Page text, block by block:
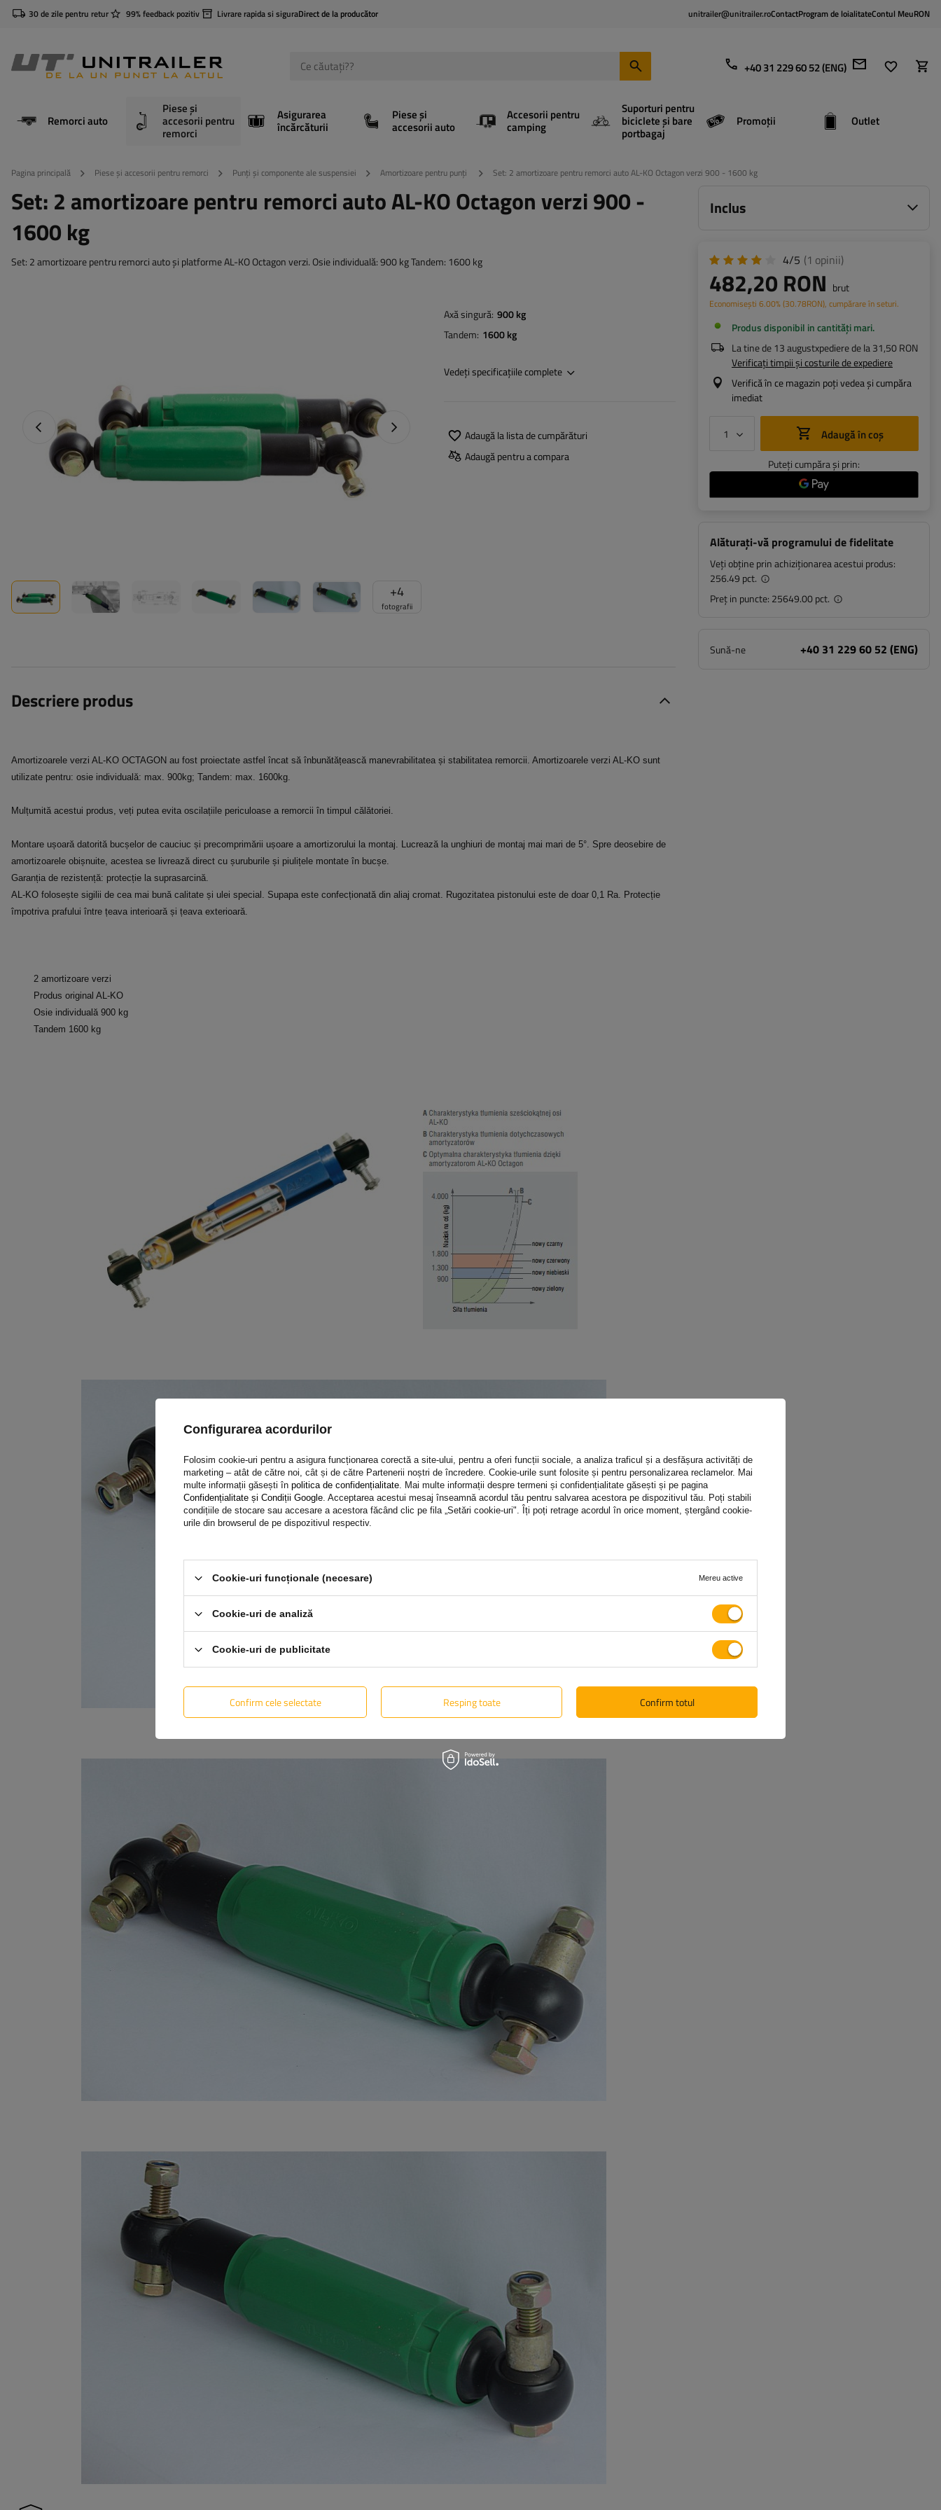
30 de zile pentru retur 99% feedback pozitiv Livrare rapida si siguraDirect de la producător unitrailer@unitrailer.roContactProgram de loialitateContul MeuRON
+40 31 229 60 52 (ENG)
Remorci auto
Piese și
accesorii pentru
remorci
Asigurarea
încărcăturii
Piese și
accesorii auto
Accesorii pentru
camping
Suporturi pentru
biciclete și bare
portbagaj
Promoții Outlet
Pagina principală Piese și accesorii pentru remorci Punți și componente ale suspensiei Amortizoare pentru punți Set: 2 amortizoare pentru remorci auto AL-KO Octagon verzi 900 - 1600 kg
Set: 2 amortizoare pentru remorci auto AL-KO Octagon verzi 900 -
1600 kg
Set: 2 amortizoare pentru remorci auto și platforme AL-KO Octagon verzi. Osie individuală: 900 kg Tandem: 1600 kg
+4
fotografii
Fotografia anterioară Următoarea fotografie
Axă singură 900 kg
Tandem 1600 kg
Vedeți specificațiile complete
Adaugă la lista de cumpărături
Adaugă pentru a compara
Inclus
4/5 (1 opinii)
482,20 RON brut
Economisești 6.00%(30.78RON), cumpărare în seturi.
Produs disponibil in cantități mari
La tine de13 augustxpediere de la31,50 RON
Verificați timpii și costurile de expediere
Verifică în ce magazin poți vedea și cumpăra
imediat
Adaugă în coș
Puteți cumpăra și prin:
Alăturați-vă programului de fidelitate
Veți obține prin achiziționarea acestui produs:
256.49 pct.
Preț in puncte: 25649.00 pct.
Sună-ne +40 31 229 60 52 (ENG)
Descriere produs
Amortizoarele verzi AL-KO OCTAGON au fost proiectate astfel încat să înbunătățească manevrabilitatea și stabilitatea remorcii. Amortizoarele verzi AL-KO sunt
utilizate pentru: osie individuală: max. 900kg; Tandem: max. 1600kg.
Mulțumită acestui produs, veți putea evita oscilațiile periculoase a remorcii în timpul călătoriei.
Montare ușoară datorită bucșelor de cauciuc și precomprimării ușoare a amortizorului la montaj. Lucrează la unghiuri de montaj mai mari de 5°. Spre deosebire de
amortizoarele obișnuite, acestea se livrează direct cu șuruburile și piulițele montate în bucșe.
Garanția de rezistență: protecție la suprasarcină.
AL-KO folosește sigilii de cea mai bună calitate și ulei special. Supapa este confecționată din aliaj cromat. Rugozitatea pistonului este de doar 0,1 Ra. Protecție
împotriva prafului între țeava interioară și țeava exterioară.
2 amortizoare verzi
Produs original AL-KO
Osie individuală 900 kg
Tandem 1600 kg
Configurarea acordurilor
Folosim cookie-uri pentru a asigura funcționarea corectă a site-ului, pentru a oferi funcții sociale, a analiza traficul și a desfășura activități de
marketing – atât de către noi, cât și de către Partenerii noștri de încredere. Cookie-urile sunt folosite și pentru personalizarea reclamelor. Mai
multe informații găsești în politica de confidențialitate. Mai multe informații despre termeni și confidențialitate găsești și pe pagina
Confidențialitate și Condiții Google. Acceptarea acestui mesaj înseamnă acordul tău pentru salvarea acestora pe dispozitivul tău. Poți stabili
condițiile de stocare sau accesare a acestora făcând clic pe fila „Setări cookie-uri". Îți poți retrage acordul în orice moment, ștergând cookie-
urile din browserul de pe dispozitivul respectiv.
Cookie-uri funcționale (necesare) Mereu active
Cookie-uri de analiză
Cookie-uri de publicitate
Confirm cele selectate Resping toate Confirm totul